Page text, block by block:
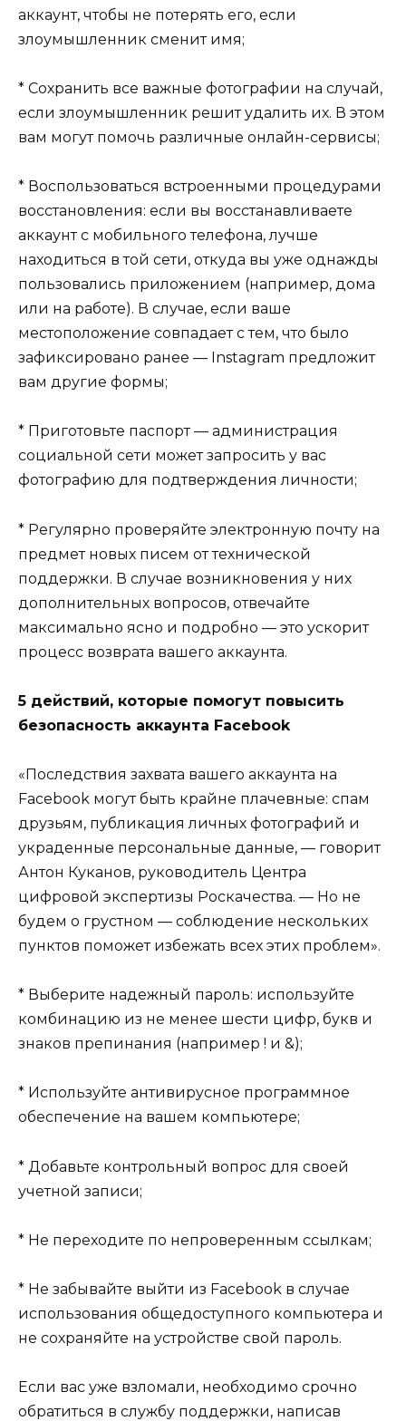
аккаунт, чтобы не потерять его, если
злоумышленник сменит имя;
* Сохранить все важные фотографии на случай,
если злоумышленник решит удалить их. В этом
вам могут помочь различные онлайн-сервисы;
* Воспользоваться встроенными процедурами
восстановления: если вы восстанавливаете
аккаунт с мобильного телефона, лучше
находиться в той сети, откуда вы уже однажды
пользовались приложением (например, дома
или на работе). В случае, если ваше
местоположение совпадает с тем, что было
зафиксировано ранее — Instagram предложит
вам другие формы;
* Приготовьте паспорт — администрация
социальной сети может запросить у вас
фотографию для подтверждения личности;
* Регулярно проверяйте электронную почту на
предмет новых писем от технической
поддержки. В случае возникновения у них
дополнительных вопросов, отвечайте
максимально ясно и подробно — это ускорит
процесс возврата вашего аккаунта.
5 действий, которые помогут повысить
безопасность аккаунта Facebook
«Последствия захвата вашего аккаунта на
Facebook могут быть крайне плачевные: спам
друзьям, публикация личных фотографий и
украденные персональные данные, — говорит
Антон Куканов, руководитель Центра
цифровой экспертизы Роскачества. — Но не
будем о грустном — соблюдение нескольких
пунктов поможет избежать всех этих проблем».
* Выберите надежный пароль: используйте
комбинацию из не менее шести цифр, букв и
знаков препинания (например ! и &);
* Используйте антивирусное программное
обеспечение на вашем компьютере;
* Добавьте контрольный вопрос для своей
учетной записи;
* Не переходите по непроверенным ссылкам;
* Не забывайте выйти из Facebook в случае
использования общедоступного компьютера и
не сохраняйте на устройстве свой пароль.
Если вас уже взломали, необходимо срочно
обратиться в службу поддержки, написав